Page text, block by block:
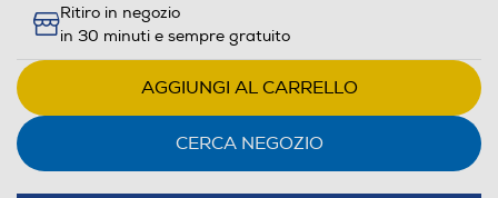
Ritiro in negozio
in 30 minuti e sempre gratuito
AGGIUNGI AL CARRELLO
CERCA NEGOZIO